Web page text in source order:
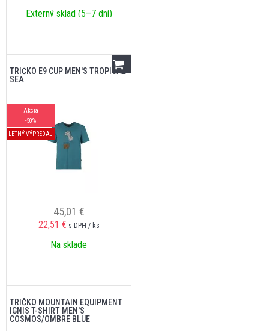
Externý sklad (5–7 dní)
TRIČKO E9 CUP MEN'S TROPICAL
SEA
Akcia
-50%
LETNÝ VÝPREDAJ
45,01 €
22,51 € s DPH / ks
Na sklade
TRIČKO MOUNTAIN EQUIPMENT
IGNIS T-SHIRT MEN'S
COSMOS/OMBRE BLUE